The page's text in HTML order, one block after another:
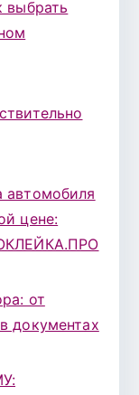
выбрать
автомобиля
цене:
от
документах